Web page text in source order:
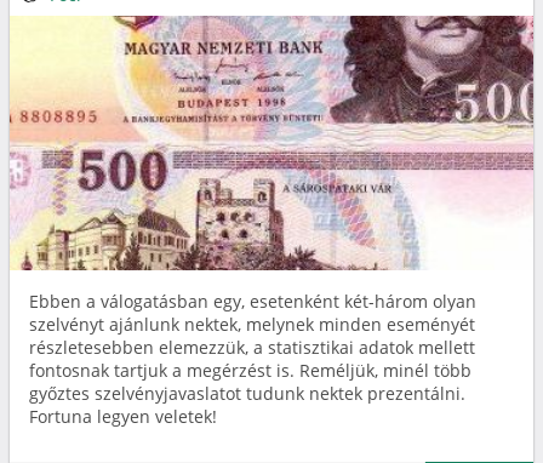
Ebben a válogatásban egy, esetenként két-három olyan
szelvényt ajánlunk nektek, melynek minden eseményét
részletesebben elemezzük, a statisztikai adatok mellett
fontosnak tartjuk a megérzést is. Reméljük, minél több
győztes szelvényjavaslatot tudunk nektek prezentálni.
Fortuna legyen veletek!